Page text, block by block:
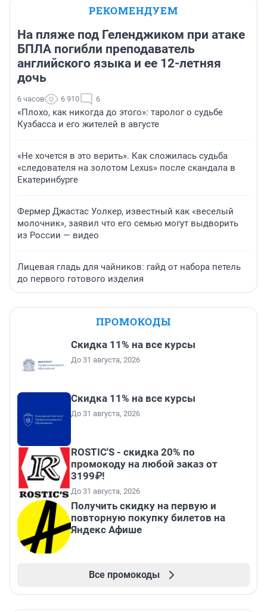
РЕКОМЕНДУЕМ
На пляже под Геленджиком при атаке
БПЛА погибли преподаватель
английского языка и ее 12-летняя
дочь
6 часов 6 910 6
«Плохо, как никогда до этого»: таролог о судьбе
Кузбасса и его жителей в августе
«Не хочется в это верить». Как сложилась судьба
«следователя на золотом Lexus» после скандала в
Екатеринбурге
Фермер Джастас Уолкер, известный как «веселый
молочник», заявил что его семью могут выдворить
из России — видео
Лицевая гладь для чайников: гайд от набора петель
до первого готового изделия
ПРОМОКОДЫ
Скидка 11% на все курсы
До 31 августа, 2026
Скидка 11% на все курсы
До 31 августа, 2026
ROSTIC'S - скидка 20% по
промокоду на любой заказ от
3199₽!
До 31 августа, 2026
Получить скидку на первую и
повторную покупку билетов на
Яндекс Афише
Все промокоды